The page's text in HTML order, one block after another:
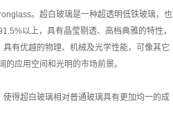
。超白玻璃是一种超透明低铁玻璃，也
以上，具有晶莹剔透、高档典雅的特性，
有优越的物理、机械及光学性能，可像其它
应用空间和光明的市场前景。
得超白玻璃相对普通玻璃具有更加均一的成